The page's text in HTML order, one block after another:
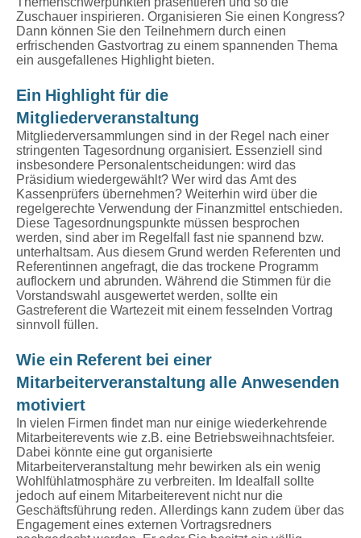
Zuschauer inspirieren. Organisieren Sie einen Kongress?
Dann können Sie den Teilnehmern durch einen
erfrischenden Gastvortrag zu einem spannenden Thema
ein ausgefallenes Highlight bieten.
Ein Highlight für die
Mitgliederveranstaltung
Mitgliederversammlungen sind in der Regel nach einer
stringenten Tagesordnung organisiert. Essenziell sind
insbesondere Personalentscheidungen: wird das
Präsidium wiedergewählt? Wer wird das Amt des
Kassenprüfers übernehmen? Weiterhin wird über die
regelgerechte Verwendung der Finanzmittel entschieden.
Diese Tagesordnungspunkte müssen besprochen
werden, sind aber im Regelfall fast nie spannend bzw.
unterhaltsam. Aus diesem Grund werden Referenten und
Referentinnen angefragt, die das trockene Programm
auflockern und abrunden. Während die Stimmen für die
Vorstandswahl ausgewertet werden, sollte ein
Gastreferent die Wartezeit mit einem fesselnden Vortrag
sinnvoll füllen.
Wie ein Referent bei einer
Mitarbeiterveranstaltung alle Anwesenden
motiviert
In vielen Firmen findet man nur einige wiederkehrende
Mitarbeiterevents wie z.B. eine Betriebsweihnachtsfeier.
Dabei könnte eine gut organisierte
Mitarbeiterveranstaltung mehr bewirken als ein wenig
Wohlfühlatmosphäre zu verbreiten. Im Idealfall sollte
jedoch auf einem Mitarbeiterevent nicht nur die
Geschäftsführung reden. Allerdings kann zudem über das
Engagement eines externen Vortragsredners